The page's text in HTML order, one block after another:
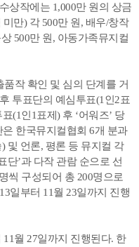
상작에는 1,000만 원의 상금
만) 각 500만 원, 배우/창작
500만 원, 아동가족뮤지컬
작 확인 및 심의 단계를 거
투표단의 예심투표(1인2표
(1인1표제) 후 ‘어워즈’ 당
한국뮤지컬협회 6개 분과
및 언론, 평론 등 뮤지컬 각
단’과 다작 관람 순으로 선
씩 구성되어 총 200명으로
일부터 11월 23일까지 진행
월 27일까지 진행된다. 한